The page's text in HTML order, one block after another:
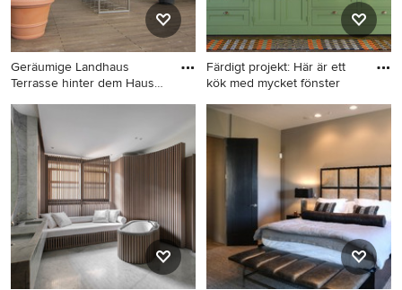
Geräumige Landhaus
Terrasse hinter dem Haus
Geräumige Landhaus
Terrasse hinter dem Haus mit
Kübelpflanzen in Düsseldorf
Färdigt projekt: Här är ett
kök med mycket fönster
Geräumige, Einzeilige
Landhausstil Küche ohne
Insel mit Landhausspüle,
Schrankfronten im Shaker-
Stil, grünen Schränken,
dunklem Holzboden und
Laminat-Arbeitsplatte in
Stockholm